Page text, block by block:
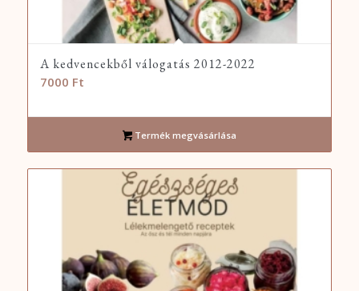
A kedvencekből válogatás 2012-2022
7000 Ft
Termék megvásárlása